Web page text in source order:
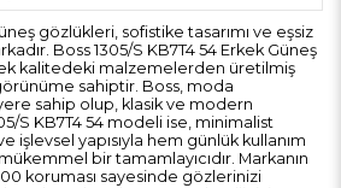
gözlükleri, sofistike tasarımı ve eşsiz
Boss 1305/S KB7T4 54 Erkek Güneş
kalitedeki malzemelerden üretilmiş
sahiptir. Boss, moda
sahip olup, klasik ve modern
S KB7T4 54 modeli ise, minimalist
işlevsel yapısıyla hem günlük kullanım
bir tamamlayıcıdır. Markanın
koruması sayesinde gözlerinizi